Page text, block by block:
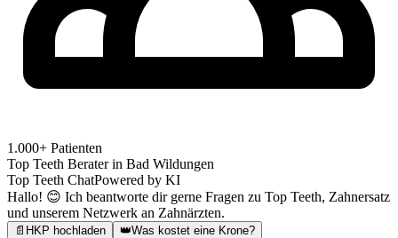
1.000+ Patienten
Top Teeth Berater in Bad Wildungen
Top Teeth ChatPowered by KI
Hallo! 😊 Ich beantworte dir gerne Fragen zu Top Teeth, Zahnersatz
und unserem Netzwerk an Zahnärzten.
📄 HKP hochladen 👑Was kostet eine Krone?